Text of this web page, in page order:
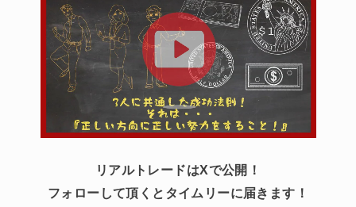
リアルトレードはXで公開！
フォローして頂くとタイムリーに届きます！